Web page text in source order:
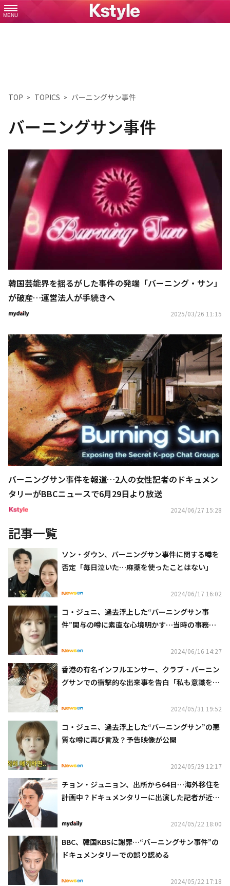
MENU
TOP TOPICS バーニングサン事件
バーニングサン事件
韓国芸能界を揺るがした事件の発端「バーニング・サン」
が破産…運営法人が手続きへ
2025/03/26 11:15
バーニングサン事件を報道…2人の女性記者のドキュメン
タリーがBBCニュースで6月29日より放送
2024/06/27 15:28
記事一覧
ソン・ダウン、バーニングサン事件に関する噂を
否定「毎日泣いた…麻薬を使ったことはない」
2024/06/17 16:02
コ・ジュニ、過去浮上した“バーニングサン事
件”関与の噂に素直な心境明かす…当時の事務所
2024/06/16 14:27
香港の有名インフルエンサー、クラブ・バーニン
グサンでの衝撃的な出来事を告白「私も意識を失
2024/05/31 19:52
コ・ジュニ、過去浮上した“バーニングサン”の悪
質な噂に再び言及？予告映像が公開
2024/05/29 12:17
チョン・ジュニョン、出所から64日…海外移住を
計画中？ドキュメンタリーに出演した記者が近況
2024/05/22 18:00
BBC、韓国KBSに謝罪…“バーニングサン事件”の
ドキュメンタリーでの誤り認める
2024/05/22 17:18